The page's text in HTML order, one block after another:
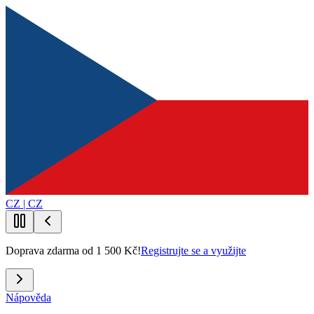
CZ | CZ
Doprava zdarma od 1 500 Kč!Registrujte se a využijte
Nápověda